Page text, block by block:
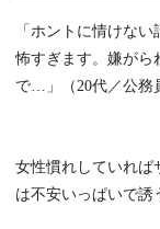
「ホントに情けな
怖すぎます。嫌がら
で…」（20代／公務
女性慣れしていれば
は不安いっぱいで誘